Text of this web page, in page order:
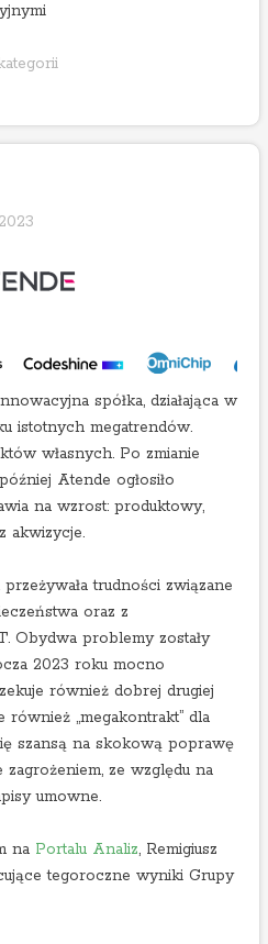
spółka, działająca w
istotnych megatrendów.
własnych. Po zmianie
Atende ogłosiło
na wzrost: produktowy,
akwizycje.
trudności związane
oraz z
Obydwa problemy zostały
2023 roku mocno
również dobrej drugiej
również „megakontrakt” dla
szansą na skokową poprawę
ze względu na
umowne.
na Portalu Analiz, Remigiusz
tegoroczne wyniki Grupy